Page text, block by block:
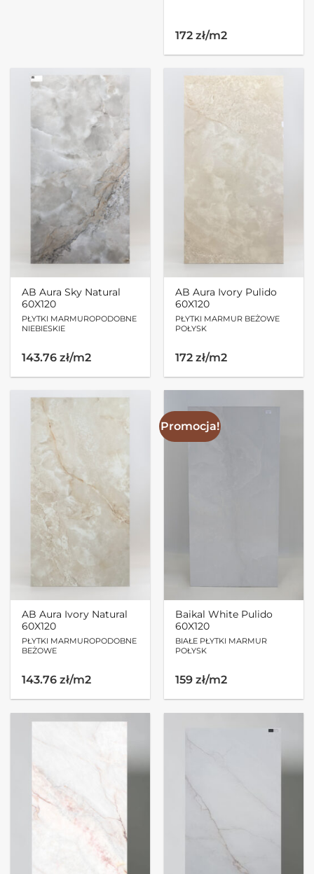
172 zł/m2
AB Aura Sky Natural
60X120
PŁYTKI MARMUROPODOBNE
NIEBIESKIE
143.76 zł/m2
AB Aura Ivory Pulido
60X120
PŁYTKI MARMUR BEŻOWE
POŁYSK
172 zł/m2
AB Aura Ivory Natural
60X120
PŁYTKI MARMUROPODOBNE
BEŻOWE
143.76 zł/m2
Promocja!
Baikal White Pulido
60X120
BIAŁE PŁYTKI MARMUR
POŁYSK
Pierwotna
cena
Aktualna
cena
159 zł/m2